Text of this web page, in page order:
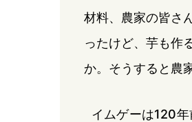
材料、農家の皆さ
ったけど、芋も作
か。そうすると農
イムゲーは120